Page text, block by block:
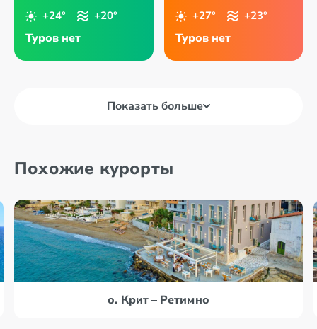
+24° +20°
Туров нет
+27° +23°
Туров нет
Показать больше
Похожие курорты
о. Крит – Ретимно